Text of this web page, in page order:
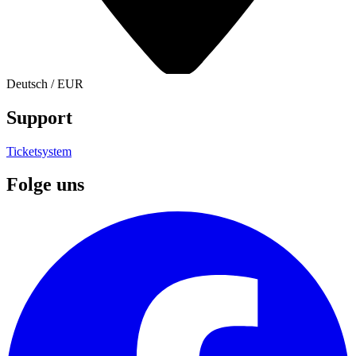
Deutsch /EUR
Support
Ticketsystem
Folge uns